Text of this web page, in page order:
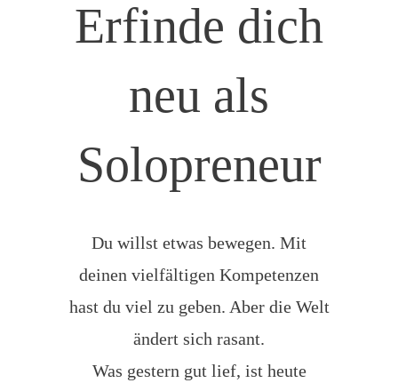
Erfinde dich
neu als
Solopreneur
Du willst etwas bewegen. Mit
deinen vielfältigen Kompetenzen
hast du viel zu geben. Aber die Welt
ändert sich rasant.
Was gestern gut lief, ist heute